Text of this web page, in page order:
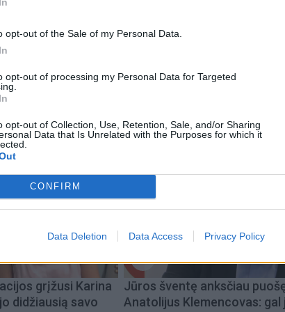
opt-out of the Sale of my Personal Data.
opt-out of processing my Personal Data for Targeted
opt-out of Collection, Use, Retention, Sale, and/or Sharing
Data that Is Unrelated with the Purposes for which it
CONFIRM
Data Deletion Data Access Privacy Policy
160 eurų, o elektrinis - 1200 eurų.
grįžusi Karina
didžiausią savo
Jūros šventę anksčiau
Anatolijus Klemencovas: gal